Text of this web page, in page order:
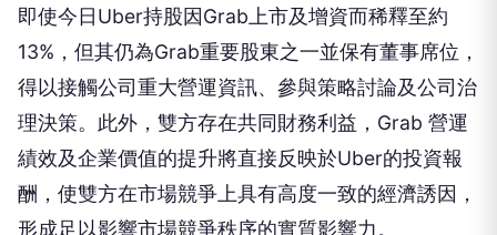
即使今日Uber持股因Grab上市及增資而稀釋至約
13%，但其仍為Grab重要股東之一並保有董事席位，
得以接觸公司重大營運資訊、參與策略討論及公司治
理決策。此外，雙方存在共同財務利益，Grab 營運
績效及企業價值的提升將直接反映於Uber的投資報
酬，使雙方在市場競爭上具有高度一致的經濟誘因，
形成足以影響市場競爭秩序的實質影響力。